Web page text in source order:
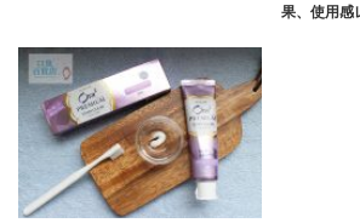
果、使用感